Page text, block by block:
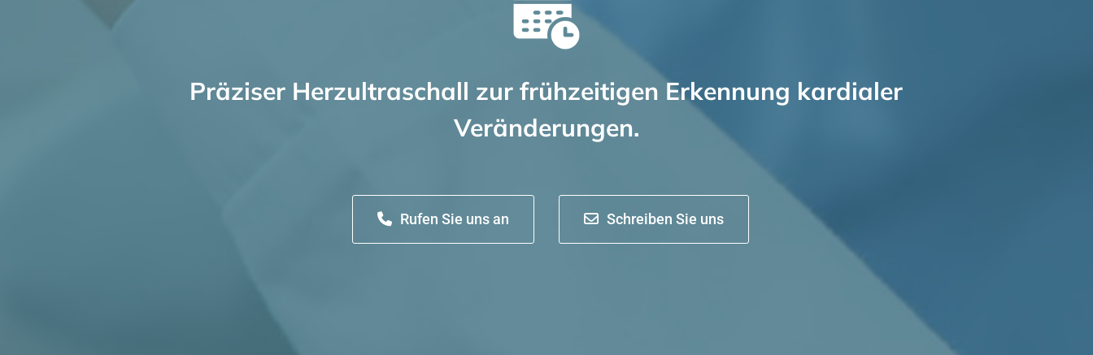
Präziser Herzultraschall zur frühzeitigen Erkennung kardialer
Veränderungen.
Rufen Sie uns an Schreiben Sie uns